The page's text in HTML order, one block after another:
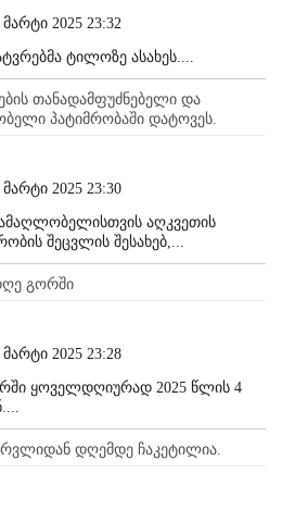
2025 23:32
ტილოზე ასახეს....
თანადამფუძნებელი და
პატიმრობაში დატოვეს.
2025 23:30
აღკვეთის
შეცვლის შესახებ,...
გორში
2025 23:28
ყოველდღიურად 2025 წლის 4
დღემდე ჩაკეტილია.